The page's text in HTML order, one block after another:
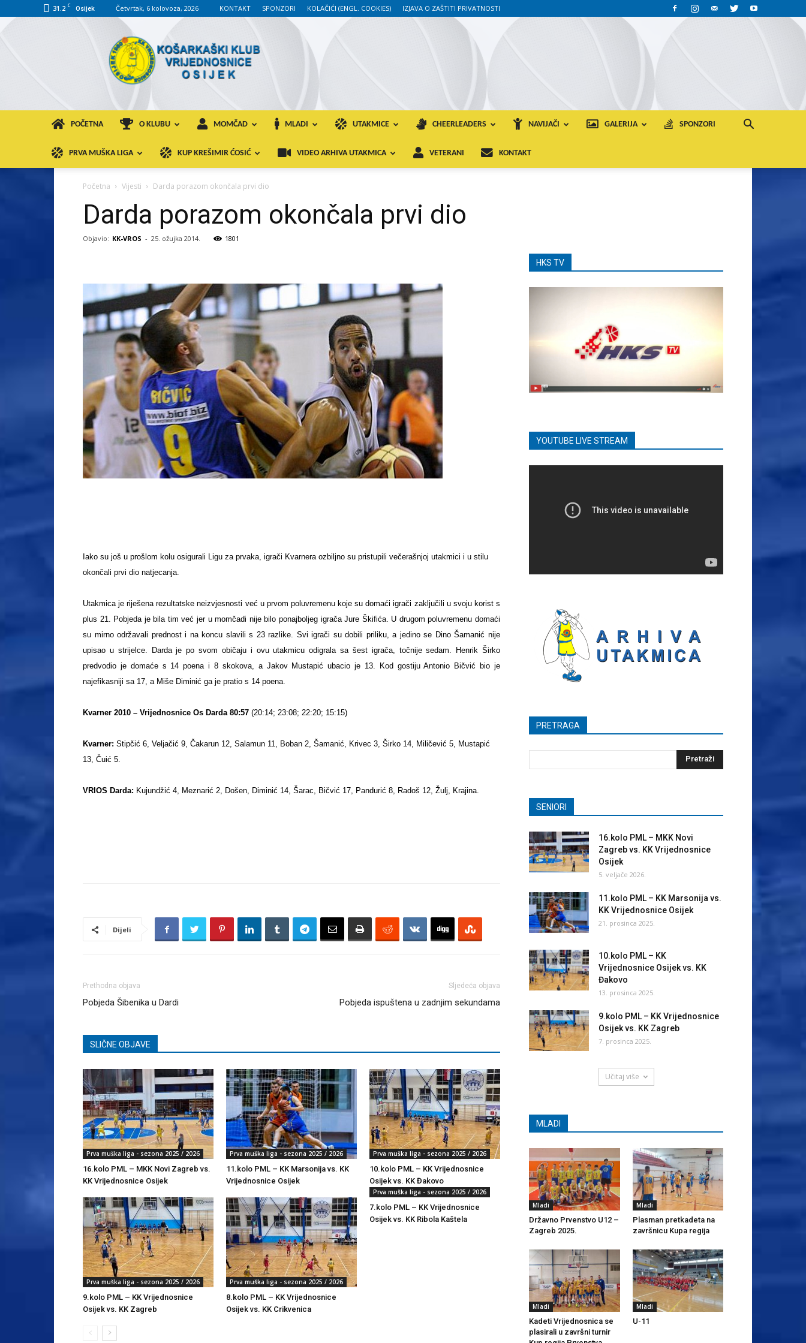
31.2 C Osijek Četvrtak, 6 kolovoza, 2026 KONTAKT SPONZORI KOLAČIĆI (ENGL. COOKIES) IZJAVA O ZAŠTITI PRIVATNOSTI
KK
VROS
POČETNA O KLUBU MOMČAD MLADI UTAKMICE CHEERLEADERS NAVIJAČI GALERIJA SPONZORI
PRVA MUŠKA LIGA KUP KREŠIMIR ĆOSIĆ VIDEO ARHIVA UTAKMICA VETERANI KONTAKT
Početna Vijesti Darda porazom okončala prvi dio
Darda porazom okončala prvi dio
Objavio: KK-VROS - 25. ožujka 2014. 1801
Iako su još u prošlom kolu osigurali Ligu za prvaka, igrači Kvarnera ozbiljno su pristupili večerašnjoj utakmici i u stilu
okončali prvi dio natjecanja.
Utakmica je riješena rezultatske neizvjesnosti već u prvom poluvremenu koje su domaći igrači zaključili u svoju korist s
plus 21. Pobjeda je bila tim već jer u momčadi nije bilo ponajboljeg igrača Jure Škifića. U drugom poluvremenu domaći
su mirno održavali prednost i na koncu slavili s 23 razlike. Svi igrači su dobili priliku, a jedino se Dino Šamanić nije
upisao u strijelce. Darda je po svom običaju i ovu utakmicu odigrala sa šest igrača, točnije sedam. Henrik Širko
predvodio je domaće s 14 poena i 8 skokova, a Jakov Mustapić ubacio je 13. Kod gostiju Antonio Bičvić bio je
najefikasniji sa 17, a Miše Diminić ga je pratio s 14 poena.
Kvarner 2010 – Vrijednosnice Os Darda 80:57 (20:14; 23:08; 22:20; 15:15)
Kvarner: Stipčić 6, Veljačić 9, Čakarun 12, Salamun 11, Boban 2, Šamanić, Krivec 3, Širko 14, Miličević 5, Mustapić
13, Čuić 5.
VRIOS Darda: Kujundžić 4, Meznarić 2, Došen, Diminić 14, Šarac, Bičvić 17, Pandurić 8, Radoš 12, Žulj, Krajina.
Dijeli
Prethodna objava
Pobjeda Šibenika u Dardi
Sljedeća objava
Pobjeda ispuštena u zadnjim sekundama
SLIČNE OBJAVE
Prva muška liga - sezona 2025 / 2026
16.kolo PML – MKK Novi Zagreb vs.
KK Vrijednosnice Osijek
Prva muška liga - sezona 2025 / 2026
11.kolo PML – KK Marsonija vs. KK
Vrijednosnice Osijek
Prva muška liga - sezona 2025 / 2026
10.kolo PML – KK Vrijednosnice
Osijek vs. KK Đakovo
Prva muška liga - sezona 2025 / 2026
9.kolo PML – KK Vrijednosnice
Osijek vs. KK Zagreb
Prva muška liga - sezona 2025 / 2026
8.kolo PML – KK Vrijednosnice
Osijek vs. KK Crikvenica
Prva muška liga - sezona 2025 / 2026
7.kolo PML – KK Vrijednosnice
Osijek vs. KK Ribola Kaštela
HKS TV
YOUTUBE LIVE STREAM
PRETRAGA
SENIORI
16.kolo PML – MKK Novi
Zagreb vs. KK Vrijednosnice
Osijek
5. veljače 2026.
11.kolo PML – KK Marsonija vs.
KK Vrijednosnice Osijek
21. prosinca 2025.
10.kolo PML – KK
Vrijednosnice Osijek vs. KK
Đakovo
13. prosinca 2025.
9.kolo PML – KK Vrijednosnice
Osijek vs. KK Zagreb
7. prosinca 2025.
Učitaj više
MLADI
Mladi
Državno Prvenstvo U12 –
Zagreb 2025.
Mladi
Plasman pretkadeta na
završnicu Kupa regija
Mladi
Kadeti Vrijednosnica se
plasirali u završni turnir
Mladi
U-11